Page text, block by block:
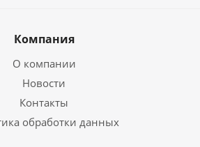
Компания
О компании
Новости
Контакты
обработки данных